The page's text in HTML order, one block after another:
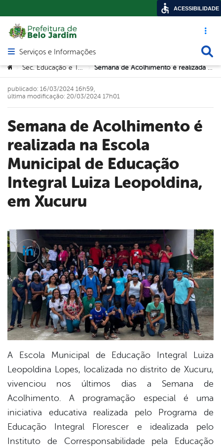
Acesso
Abrir menu principal de navegação
Serviços e Informações
Você está aqui:
> Sec. Educação e Tecnologia > Semana de Acolhimento é realizada na Escola Municipal de Educação Integral Luiza Leopoldina, em Xucuru
Semana de Acolhimento é
realizada na Escola
Municipal de Educação
Integral Luiza Leopoldina,
em Xucuru
publicado: 16/03/2024 16h59,
última modificação: 20/03/2024 17h01
A Escola Municipal de Educação Integral Luiza
Leopoldina Lopes, localizada no distrito de Xucuru,
vivenciou nos últimos dias a Semana de
Acolhimento. A programação especial é uma
iniciativa educativa realizada pelo Programa de
Educação Integral Florescer e idealizada pelo
Instituto de Corresponsabilidade pela Educação
Twitter
Linkedin
ACESSIBILIDADE